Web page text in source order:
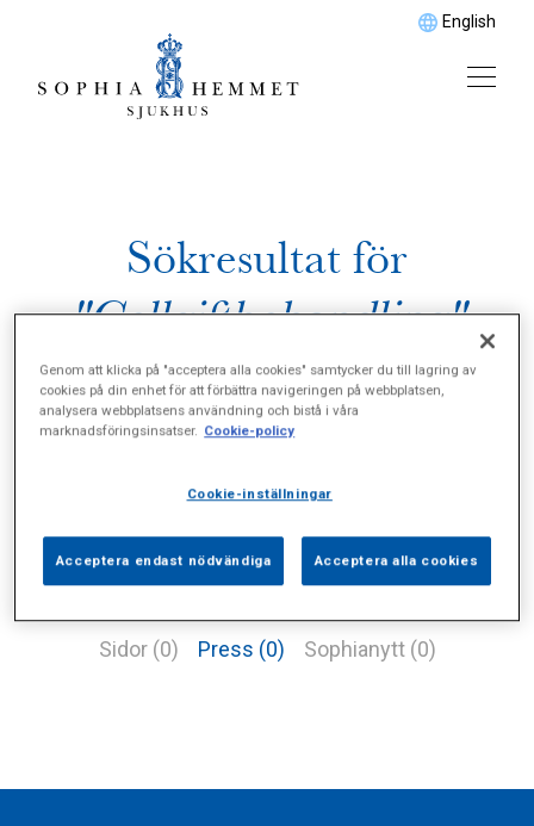
English
Sökresultat för
"Cellgiftbehandling"
Sidor (0) Press (0) Sophianytt (0)
Genom att klicka på "acceptera alla cookies" samtycker du till lagring av
cookies på din enhet för att förbättra navigeringen på webbplatsen,
analysera webbplatsens användning och bistå i våra
marknadsföringsinsatser. Cookie-policy
Cookie-inställningar
Acceptera endast nödvändiga Acceptera alla cookies